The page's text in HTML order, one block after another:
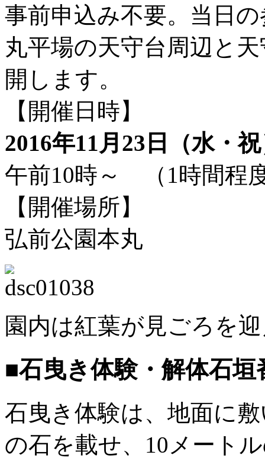
事前申込み不要。当日
丸平場の天守台周辺と
開します。
【開催日時】
2016年11月23日（水・
午前10時～ （1時間程
【開催場所】
弘前公園本丸
園内は紅葉が見ごろを
■石曳き体験・解体石
石曳き体験は、地面に
の石を載せ、10メート